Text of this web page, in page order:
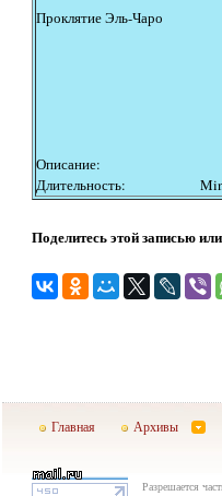
Проклятие Эль-Чаро
Описание:
Длительность:
Поделитесь этой записью
Главная Архивы
Разрешается